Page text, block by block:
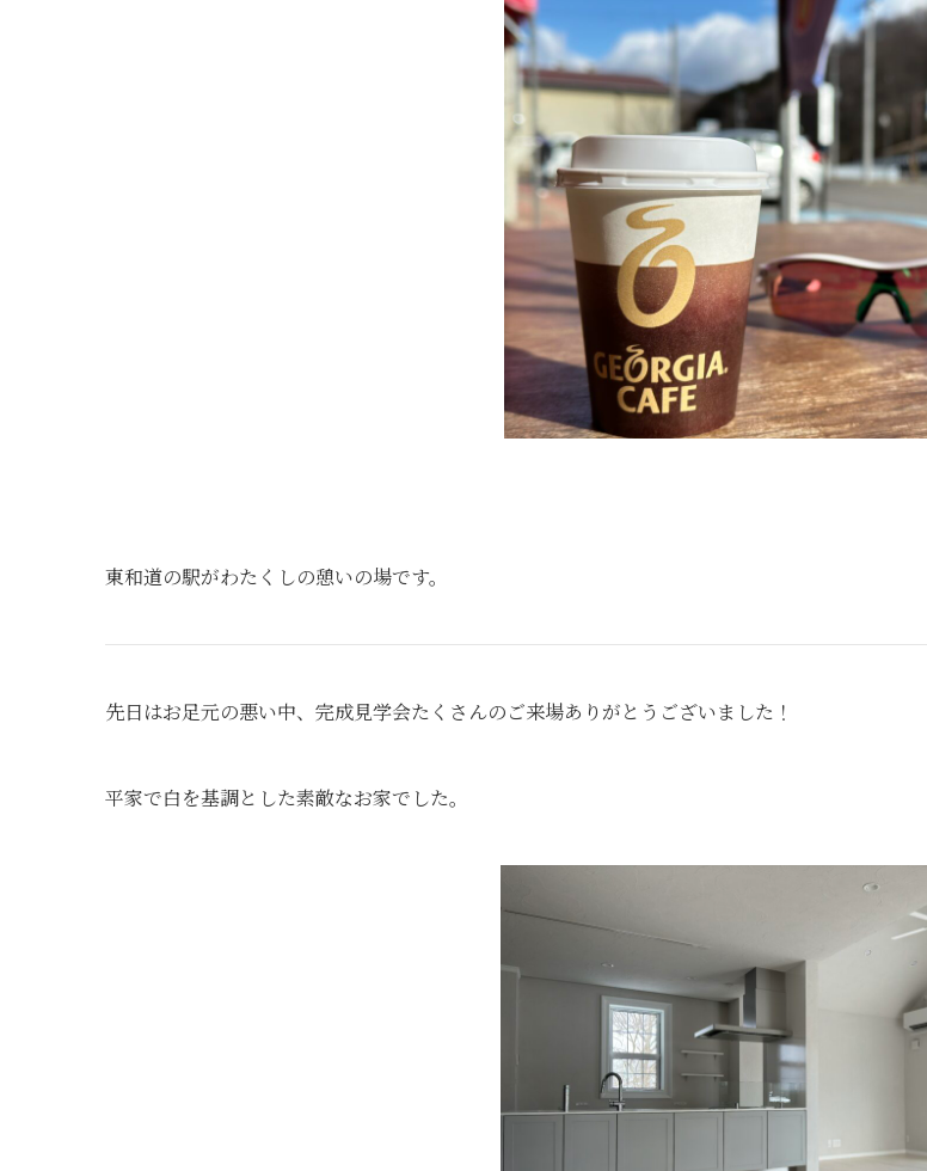
東和道の駅がわたくしの憩いの場です。
先日はお足元の悪い中、完成見学会たくさんのご来場ありがとうございました！
平家で白を基調とした素敵なお家でした。